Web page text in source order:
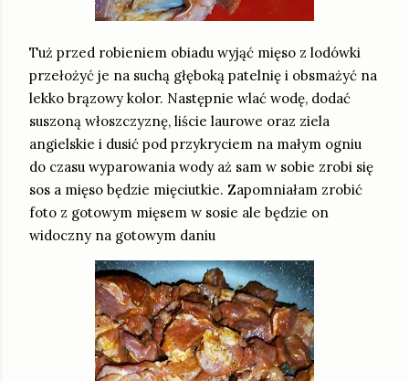
Tuż przed robieniem obiadu wyjąć mięso z lodówki
przełożyć je na suchą głęboką patelnię i obsmażyć na
lekko brązowy kolor. Następnie wlać wodę, dodać
suszoną włoszczyznę, liście laurowe oraz ziela
angielskie i dusić pod przykryciem na małym ogniu
do czasu wyparowania wody aż sam w sobie zrobi się
sos a mięso będzie mięciutkie. Zapomniałam zrobić
foto z gotowym mięsem w sosie ale będzie on
widoczny na gotowym daniu